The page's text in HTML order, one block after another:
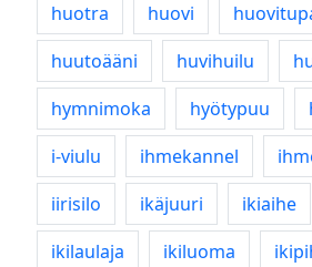
huotra
huovi
huutoääni
huvihuilu
hymnimoka
hyötypuu
i-viulu
ihmekannel
iirisilo
ikäjuuri ikiaihe
ikilaulaja
ikiluoma